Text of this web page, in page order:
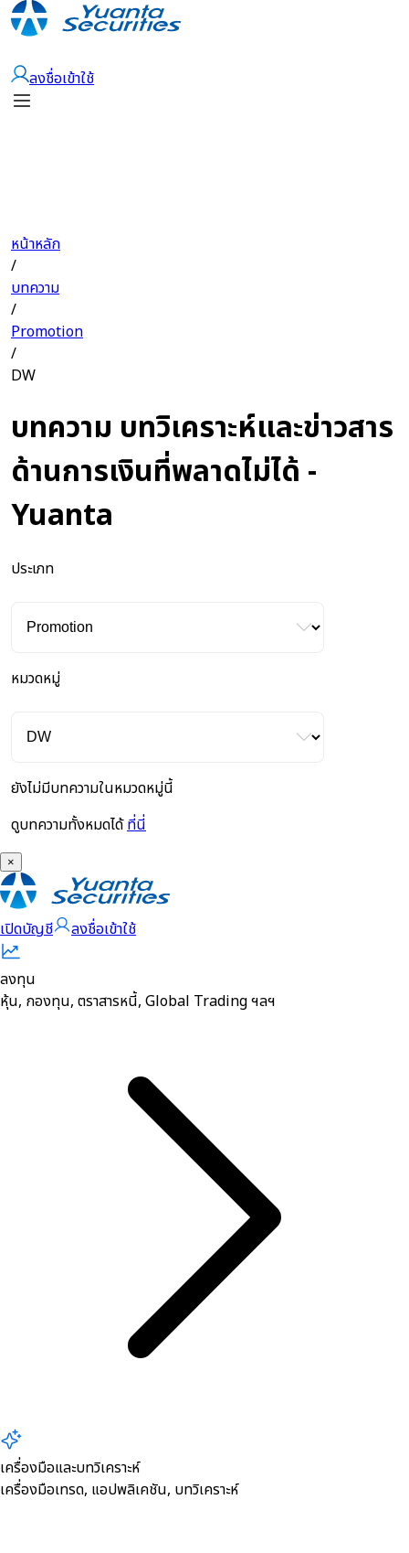
ลงชื่อเข้าใช้
หน้าหลัก
/
บทความ
/
Promotion
/
DW
บทความ บทวิเคราะห์และข่าวสาร
ด้านการเงินที่พลาดไม่ได้ -
Yuanta
ประเภท
หมวดหมู่
ยังไม่มีบทความในหมวดหมู่นี้
ดูบทความทั้งหมดได้ที่นี่
×
เปิดบัญชี ลงชื่อเข้าใช้
ลงทุน
หุ้น, กองทุน, ตราสารหนี้, Global Trading ฯลฯ
เครื่องมือและบทวิเคราะห์
เครื่องมือเทรด, ​แอปพลิเคชัน, บทวิเคราะห์